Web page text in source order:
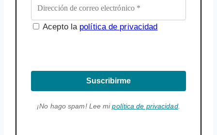
Acepto la política de privacidad
Suscribirme
¡No hago spam! Lee mipolítica de privacidad.